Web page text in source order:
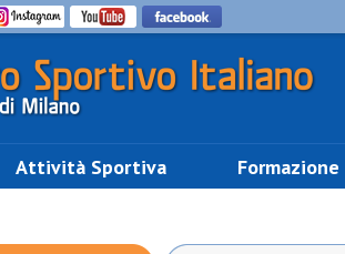
Attività Sportiva Formazione